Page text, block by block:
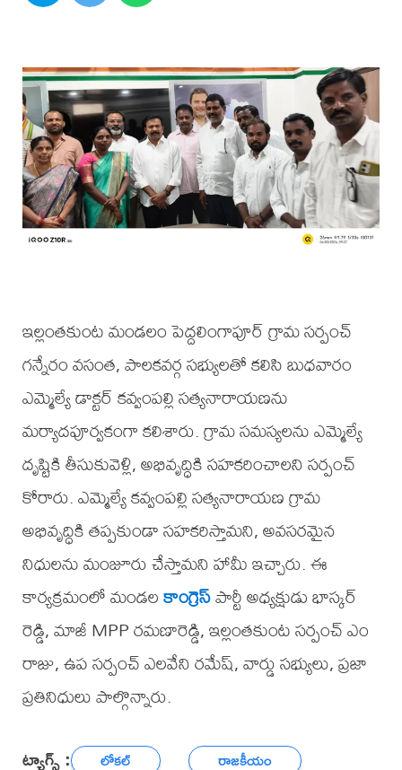
ఇల్లంతకుంట మండలం పెద్దలింగాపూర్ గ్రామ సర్పంచ్
గన్నేరం వసంత, పాలకవర్గ సభ్యులతో కలిసి బుధవారం
ఎమ్మెల్యే డాక్టర్ కవ్వంపల్లి సత్యనారాయణను
మర్యాదపూర్వకంగా కలిశారు. గ్రామ సమస్యలను ఎమ్మెల్యే
దృష్టికి తీసుకువెళ్లి, అభివృద్ధికి సహకరించాలని సర్పంచ్
కోరారు. ఎమ్మెల్యే కవ్వంపల్లి సత్యనారాయణ గ్రామ
అభివృద్ధికి తప్పకుండా సహకరిస్తామని, అవసరమైన
నిధులను మంజూరు చేస్తామని హామీ ఇచ్చారు. ఈ
కార్యక్రమంలో మండలకాంగ్రెస్పార్టీ అధ్యక్షుడు భాస్కర్
రెడ్డి, మాజీ MPP రమణారెడ్డి, ఇల్లంతకుంట సర్పంచ్ ఎం
రాజు, ఉప సర్పంచ్ ఎలవేని రమేష్, వార్డు సభ్యులు, ప్రజా
ప్రతినిధులు పాల్గొన్నారు.
ట్యాగ్స్ : లోకల్ రాజకీయం